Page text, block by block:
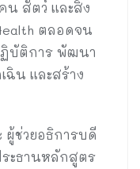
น สัตว์ และสิ่ง
ตลอดจน
ฏิบัติการ พัฒนา
น และสร้าง
ผู้ช่วยอธิการบดี
ะธานหลักสูตร